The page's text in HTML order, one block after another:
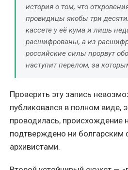
история о том, что
провидицы якобы три
кассете у её кума и лишь
расшифрованы, а из
российские силы прорвут
наступит перелом, за
Проверить эту запись
публиковался в полном виде,
проводилась, происхождение
подтверждено ни болгарским
архивистами.